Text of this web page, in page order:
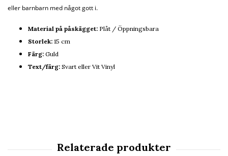
eller barnbarn med något gott i.
Material på påskägget: Plåt / Öppningsbara
Storlek: 15 cm
Färg: Guld
Text/färg: Svart eller Vit Vinyl